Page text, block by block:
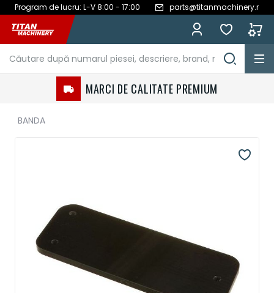
Program de lucru: L-V 8:00 - 17:00 parts@titanmachinery.ro
Mergeți
la
Conținut
MARCI DE CALITATE PREMIUM
BANDA